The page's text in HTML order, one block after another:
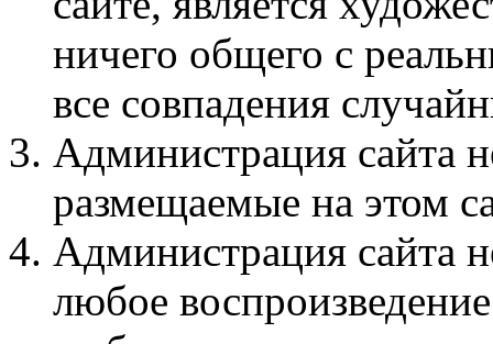
ничего общего с
все совпадения
Администрация сайта
размещаемые на этом
Администрация сайта
любое